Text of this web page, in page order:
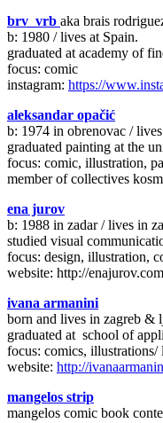
brv_vrb aka brais
b: 1980 / lives at Spain.
graduated at academy of
focus: comic
instagram: https://
aleksandar opačić
b: 1974 in obrenovac /
graduated painting at the
focus: comic, illustration,
member of collectives
ena jurov
b: 1988 in zadar / lives in
studied visual
focus: design, illustration,
website: http://
ivana armanini
born and lives in zagreb &
graduated at school of
focus: comics, illustrations/
website: http://
mangelos strip
mangelos comic book